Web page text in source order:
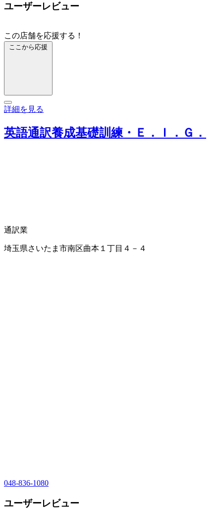
ユーザーレビュー
この店舗を応援する！
ここから応援
詳細を見る
英語通訳養成基礎訓練・Ｅ．Ｉ．Ｇ．
通訳業
埼玉県さいたま市南区曲本１丁目４－４
048-836-1080
ユーザーレビュー